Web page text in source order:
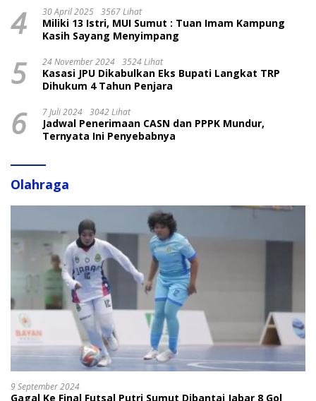
4 30 April 2025 3567 Lihat
Miliki 13 Istri, MUI Sumut : Tuan Imam Kampung
Kasih Sayang Menyimpang
5 24 November 2024 3524 Lihat
Kasasi JPU Dikabulkan Eks Bupati Langkat TRP
Dihukum 4 Tahun Penjara
6 7 Juli 2024 3042 Lihat
Jadwal Penerimaan CASN dan PPPK Mundur,
Ternyata Ini Penyebabnya
Olahraga
9 September 2024
Gagal Ke Final Futsal Putri Sumut Dibantai Jabar 8 Gol